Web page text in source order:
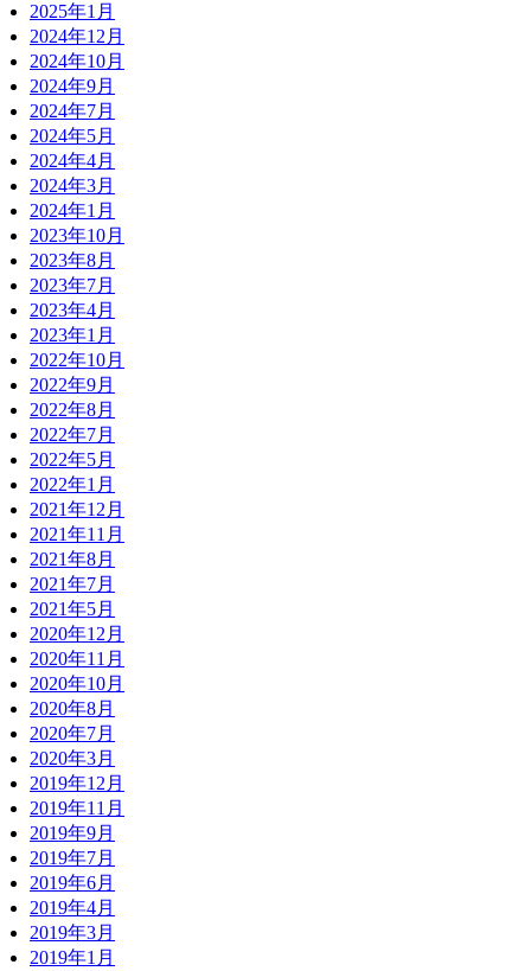
2025年1月
2024年12月
2024年10月
2024年9月
2024年7月
2024年5月
2024年4月
2024年3月
2024年1月
2023年10月
2023年8月
2023年7月
2023年4月
2023年1月
2022年10月
2022年9月
2022年8月
2022年7月
2022年5月
2022年1月
2021年12月
2021年11月
2021年8月
2021年7月
2021年5月
2020年12月
2020年11月
2020年10月
2020年8月
2020年7月
2020年3月
2019年12月
2019年11月
2019年9月
2019年7月
2019年6月
2019年4月
2019年3月
2019年1月